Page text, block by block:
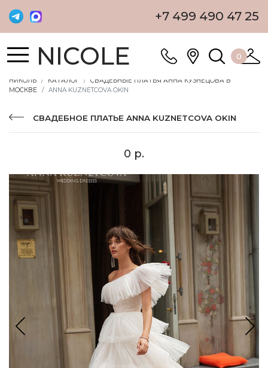
+7 499 490 47 25
NICOLE 0
НИКОЛЬ КАТАЛОГ
СВАДЕБНЫЕ ПЛАТЬЯ АННА КУЗНЕЦОВА В
МОСКВЕ
ANNA KUZNETCOVA OKIN
СВАДЕБНОЕ ПЛАТЬЕ ANNA KUZNETCOVA OKIN
0 р.